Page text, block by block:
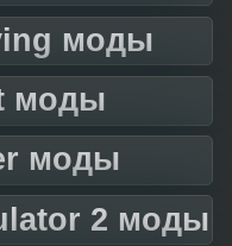
моды
моды
моды
2 моды